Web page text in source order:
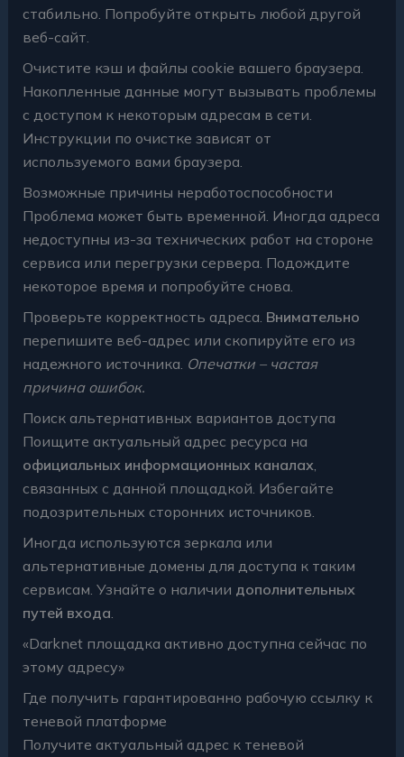
стабильно. Попробуйте открыть любой другой
веб-сайт.
Очистите кэш и файлы cookie вашего браузера.
Накопленные данные могут вызывать проблемы
с доступом к некоторым адресам в сети.
Инструкции по очистке зависят от
используемого вами браузера.
Возможные причины неработоспособности
Проблема может быть временной. Иногда адреса
недоступны из-за технических работ на стороне
сервиса или перегрузки сервера. Подождите
некоторое время и попробуйте снова.
Проверьте корректность адреса. Внимательно
перепишите веб-адрес или скопируйте его из
надежного источника. Опечатки – частая
причина ошибок.
Поиск альтернативных вариантов доступа
Поищите актуальный адрес ресурса на
официальных информационных каналах
связанных с данной площадкой. Избегайте
подозрительных сторонних источников.
Иногда используются зеркала или
альтернативные домены для доступа к таким
сервисам. Узнайте о наличии дополнительных
путей входа
«Darknet площадка активно доступна сейчас по
этому адресу»
Где получить гарантированно рабочую ссылку к
теневой платформе
Получите актуальный адрес к теневой